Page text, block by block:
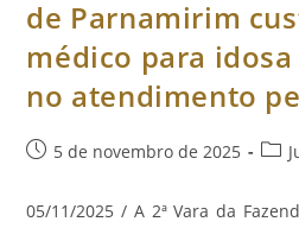
de Parnamirim
médico para
no atendimento
Post5 de novembro de 2025
post:
05/11/2025 / A 2ª Vara da